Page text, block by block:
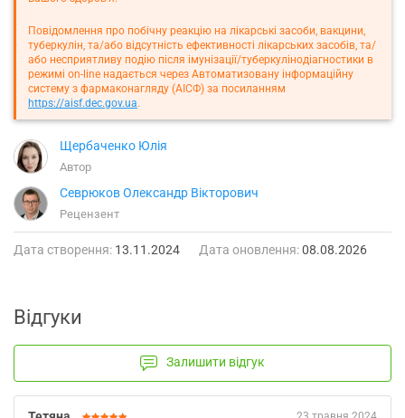
Повідомлення про побічну реакцію на лікарські засоби, вакцини,
туберкулін, та/або відсутність ефективності лікарських засобів, та/
або несприятливу подію після імунізації/туберкулінодіагностики в
режимі on-line надається через Автоматизовану інформаційну
систему з фармаконагляду (АІСФ) за посиланням
https://aisf.dec.gov.ua.
Щербаченко Юлія
Автор
Севрюков Олександр Вікторович
Рецензент
Дата створення: 13.11.2024 Дата оновлення:08.08.2026
Відгуки
Залишити відгук